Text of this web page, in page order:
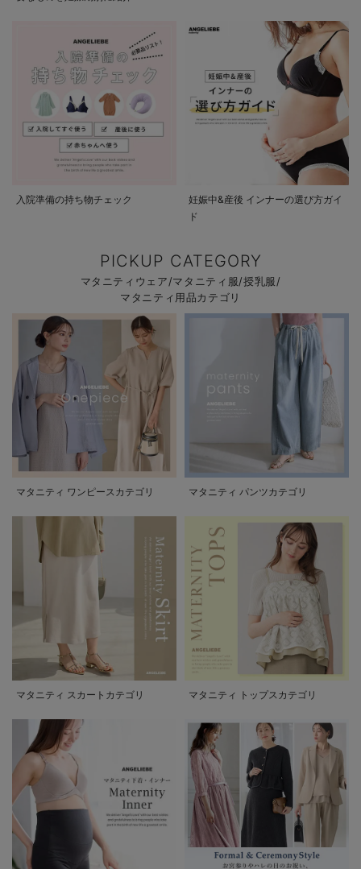
入院準備の持ち物チェック
妊娠中&産後 インナーの選び方ガイ
ド
PICKUP CATEGORY
マタニティウェア/マタニティ服/授乳服/
マタニティ用品カテゴリ
マタニティ ワンピースカテゴリ マタニティ パンツカテゴリ
マタニティ スカートカテゴリ マタニティ トップスカテゴリ